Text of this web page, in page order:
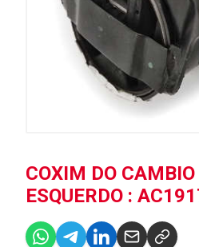
COXIM DO
ESQUERDO :